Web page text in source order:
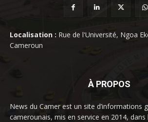
Localisation : Rue de l'Université, Ngoa
Cameroun
À PROPOS
News du Camer est un site d’informations
camerounais, mis en service en 2014, dans